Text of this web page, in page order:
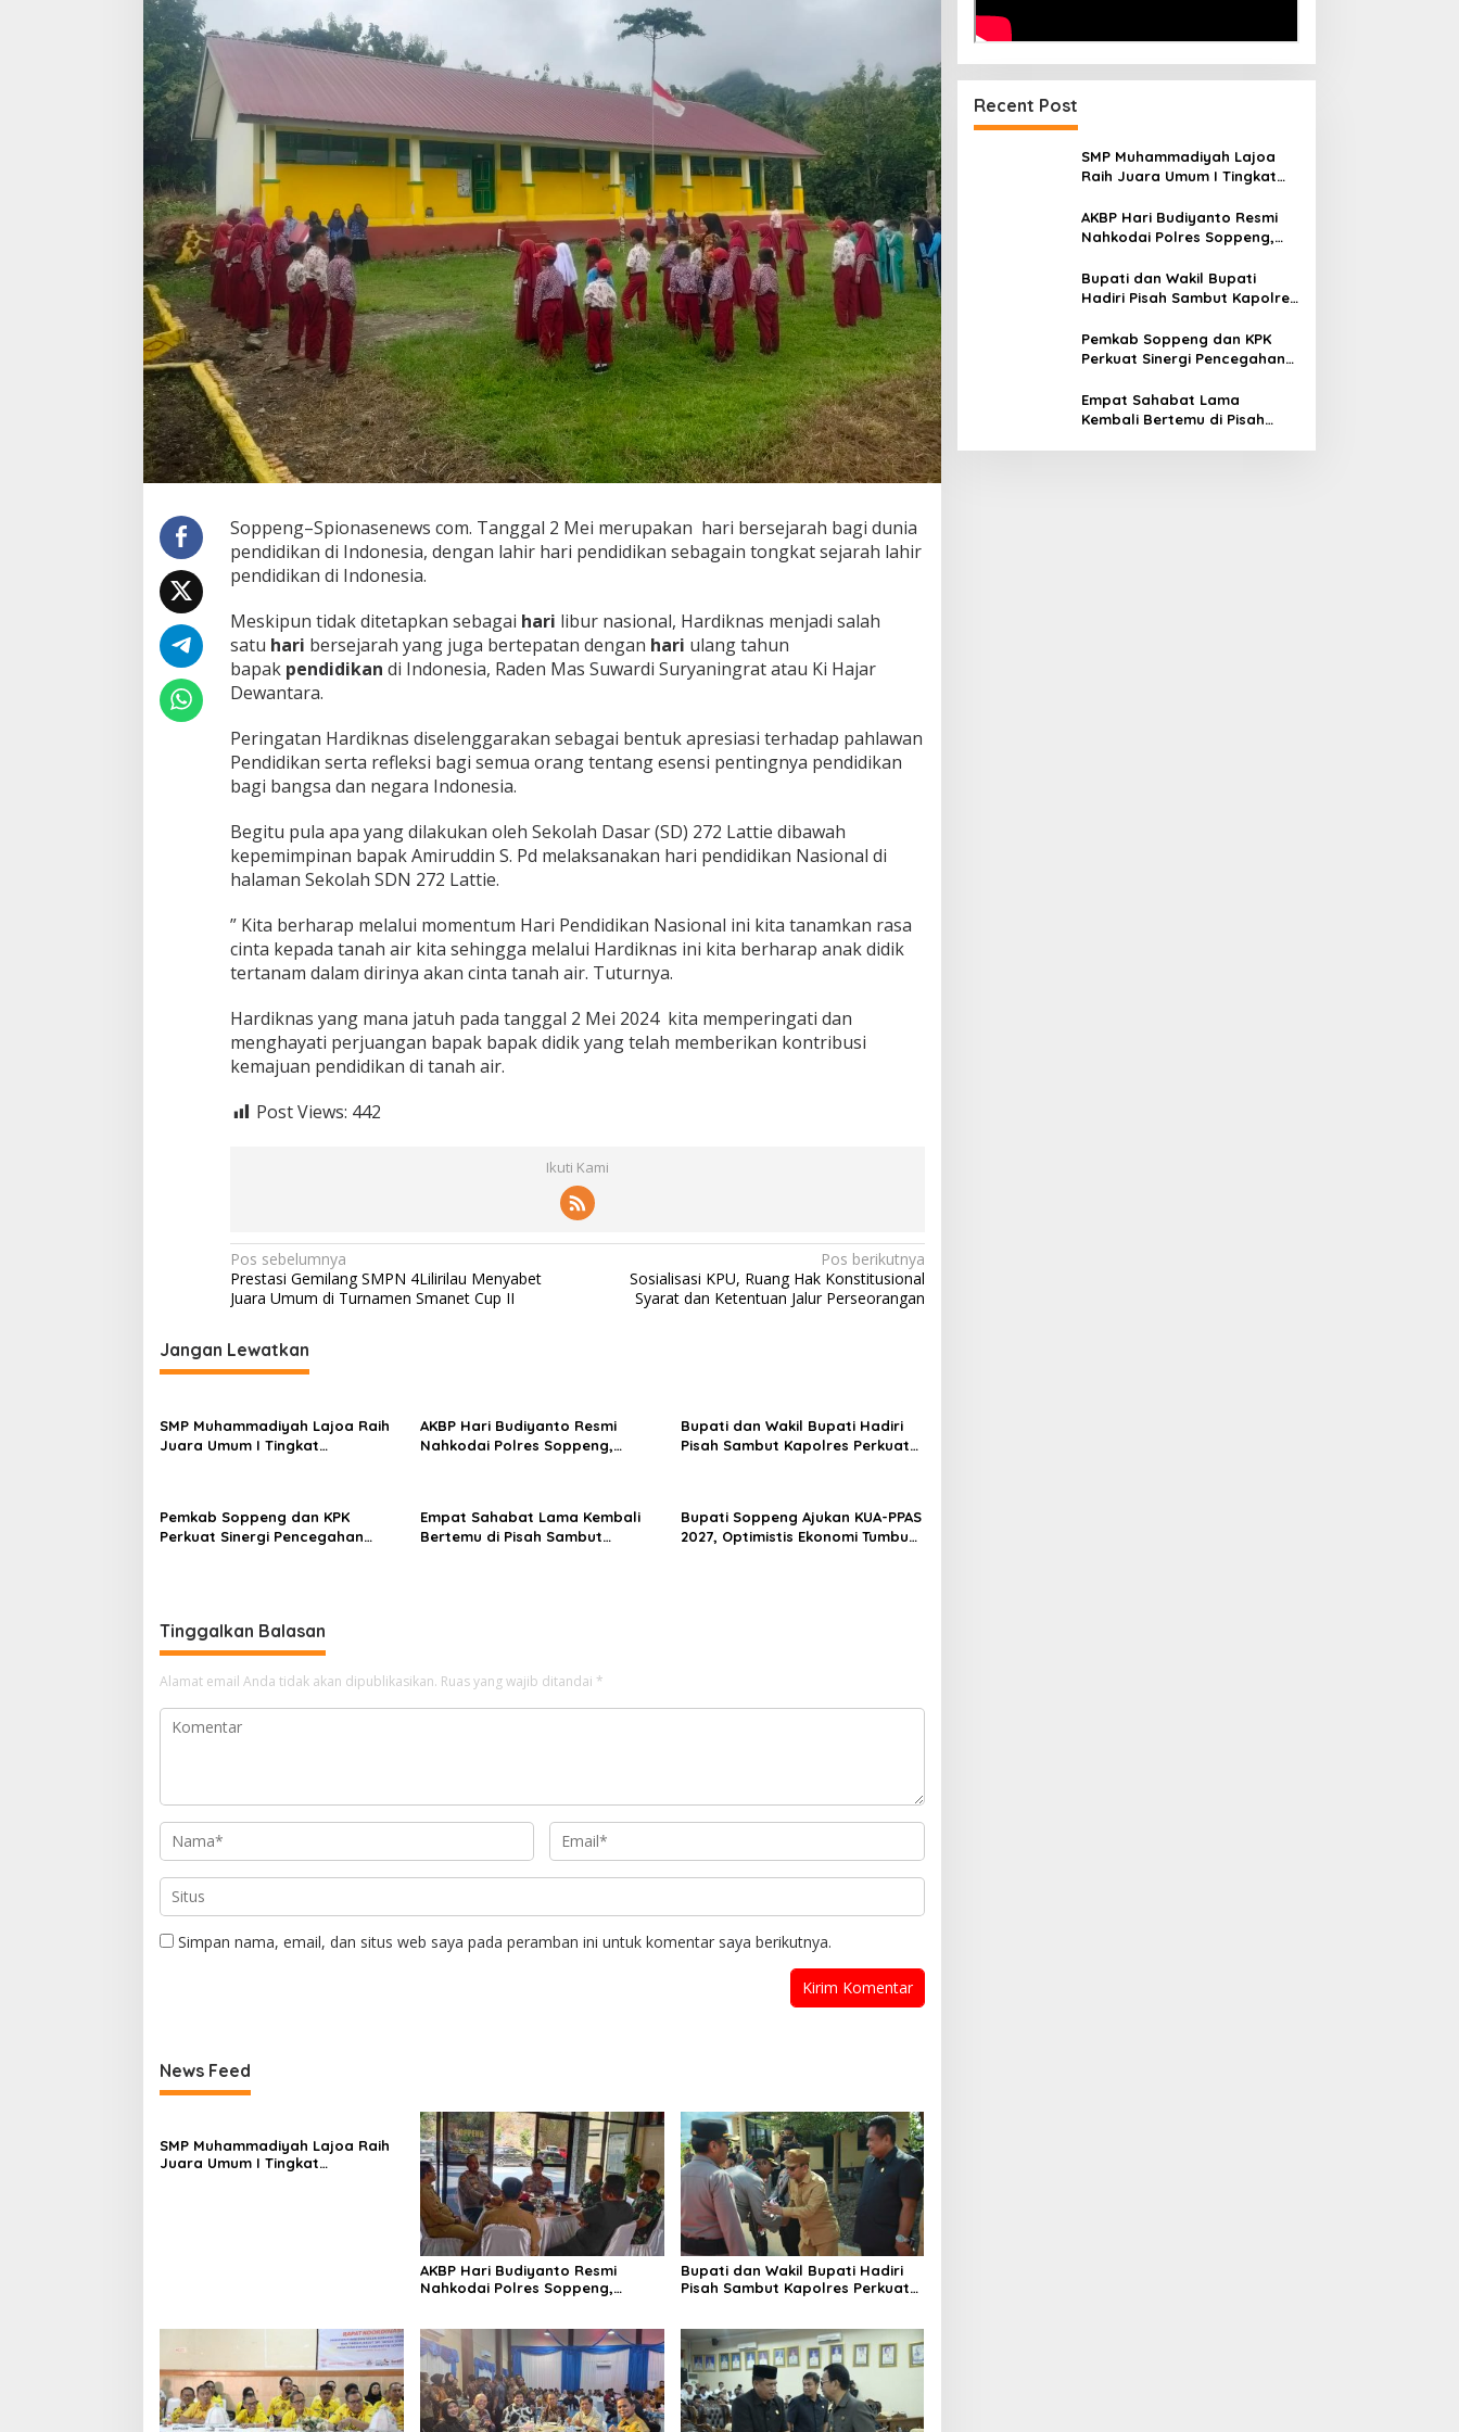
Soppeng–Spionasenews com. Tanggal 2 Mei merupakan hari bersejarah bagi dunia
pendidikan di Indonesia, dengan lahir hari pendidikan sebagain tongkat sejarah lahir
pendidikan di Indonesia.
Meskipun tidak ditetapkan sebagai hari libur nasional, Hardiknas menjadi salah
satu hari bersejarah yang juga bertepatan dengan hari ulang tahun
bapak pendidikan di Indonesia, Raden Mas Suwardi Suryaningrat atau Ki Hajar
Dewantara.
Peringatan Hardiknas diselenggarakan sebagai bentuk apresiasi terhadap pahlawan
Pendidikan serta refleksi bagi semua orang tentang esensi pentingnya pendidikan
bagi bangsa dan negara Indonesia.
Begitu pula apa yang dilakukan oleh Sekolah Dasar (SD) 272 Lattie dibawah
kepemimpinan bapak Amiruddin S. Pd melaksanakan hari pendidikan Nasional di
halaman Sekolah SDN 272 Lattie.
” Kita berharap melalui momentum Hari Pendidikan Nasional ini kita tanamkan rasa
cinta kepada tanah air kita sehingga melalui Hardiknas ini kita berharap anak didik
tertanam dalam dirinya akan cinta tanah air. Tuturnya.
Hardiknas yang mana jatuh pada tanggal 2 Mei 2024 kita memperingati dan
menghayati perjuangan bapak bapak didik yang telah memberikan kontribusi
kemajuan pendidikan di tanah air.
Post Views: 442
Ikuti Kami
Navigasi
pos
Pos sebelumnya
Prestasi Gemilang SMPN 4Lilirilau Menyabet
Juara Umum di Turnamen Smanet Cup II
Pos berikutnya
Sosialisasi KPU, Ruang Hak Konstitusional
Syarat dan Ketentuan Jalur Perseorangan
Jangan Lewatkan
SMP Muhammadiyah Lajoa Raih
Juara Umum I Tingkat
AKBP Hari Budiyanto Resmi
Nahkodai Polres Soppeng,
Bupati dan Wakil Bupati Hadiri
Pisah Sambut Kapolres Perkuat
Pemkab Soppeng dan KPK
Perkuat Sinergi Pencegahan
Empat Sahabat Lama Kembali
Bertemu di Pisah Sambut
Bupati Soppeng Ajukan KUA-PPAS
2027, Optimistis Ekonomi Tumbuh
Tinggalkan Balasan
Alamat email Anda tidak akan dipublikasikan. Ruas yang wajib ditandai *
Simpan nama, email, dan situs web saya pada peramban ini untuk komentar saya berikutnya.
News Feed
SMP Muhammadiyah Lajoa Raih
Juara Umum I Tingkat
AKBP Hari Budiyanto Resmi
Nahkodai Polres Soppeng,
Bupati dan Wakil Bupati Hadiri
Pisah Sambut Kapolres Perkuat
Recent Post
SMP Muhammadiyah Lajoa
Raih Juara Umum I Tingkat
Perkemahan Hari Pramuka
ke-65 Kwarcab Soppeng
AKBP Hari Budiyanto Resmi
Nahkodai Polres Soppeng,
Hadiri Pisah Sambut
Bupati dan Wakil Bupati
Hadiri Pisah Sambut Kapolres
Polri
Pemkab Soppeng dan KPK
Perkuat Sinergi Pencegahan
Koordinasi Penguatan
Integritas
Empat Sahabat Lama
Kembali Bertemu di Pisah